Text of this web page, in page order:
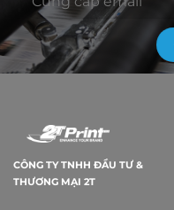
CÔNG TY TNHH ĐẦU TƯ &
THƯƠNG MẠI 2T